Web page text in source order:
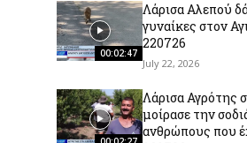
00:02:47
Λάρισα Αλεπού
γυναίκες στον
220726
July 22, 2026
Λάρισα Αγρότης
μοίρασε την
ανθρώπους που